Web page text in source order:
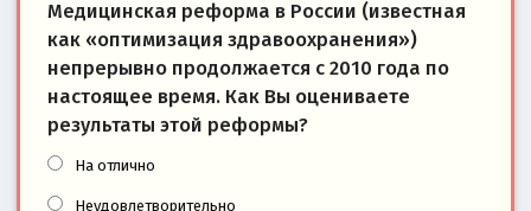
Медицинская реформа в России (известная
как «оптимизация здравоохранения»)
непрерывно продолжается с 2010 года по
настоящее время. Как Вы оцениваете
результаты этой реформы?
На отлично
Неудовлетворительно